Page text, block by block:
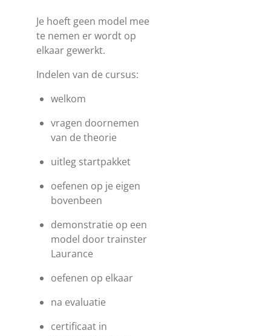
Je hoeft geen model mee
te nemen er wordt op
elkaar gewerkt.
Indelen van de cursus:
welkom
vragen doornemen
van de theorie
uitleg startpakket
oefenen op je eigen
bovenbeen
demonstratie op een
model door trainster
Laurance
oefenen op elkaar
na evaluatie
certificaat in